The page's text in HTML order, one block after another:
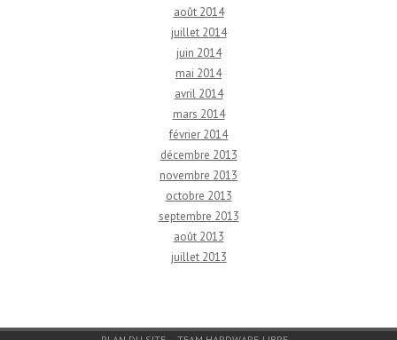
août 2014
juillet 2014
juin 2014
mai 2014
avril 2014
mars 2014
février 2014
décembre 2013
novembre 2013
octobre 2013
septembre 2013
août 2013
juillet 2013
Menu du bas de page